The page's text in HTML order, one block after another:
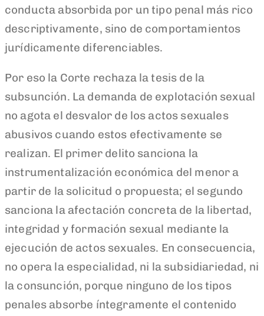
conducta absorbida por un tipo penal más rico
descriptivamente, sino de comportamientos
jurídicamente diferenciables.
Por eso la Corte rechaza la tesis de la
subsunción. La demanda de explotación sexual
no agota el desvalor de los actos sexuales
abusivos cuando estos efectivamente se
realizan. El primer delito sanciona la
instrumentalización económica del menor a
partir de la solicitud o propuesta; el segundo
sanciona la afectación concreta de la libertad,
integridad y formación sexual mediante la
ejecución de actos sexuales. En consecuencia,
no opera la especialidad, ni la subsidiariedad, ni
la consunción, porque ninguno de los tipos
penales absorbe íntegramente el contenido